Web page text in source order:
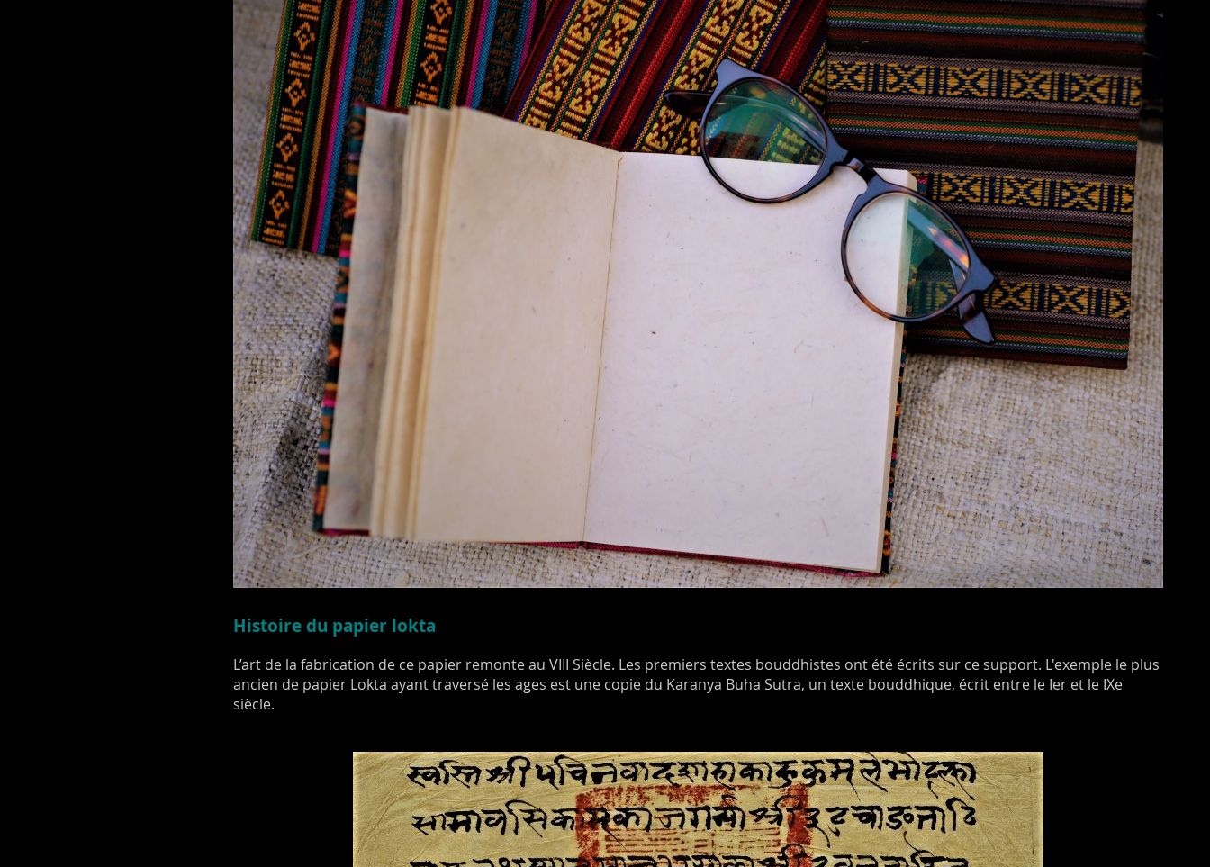
Histoire du papier lokta
L’art de la fabrication de ce papier remonte au VIII Siècle. Les premiers textes bouddhistes ont été écrits sur ce support. L'exemple le plus
ancien de papier Lokta ayant traversé les ages est une copie du Karanya Buha Sutra, un texte bouddhique, écrit entre le Ier et le IXe
siècle.